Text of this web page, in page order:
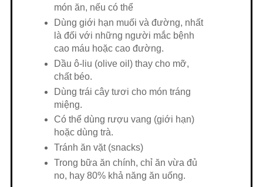
món ăn, nếu có thể
Dùng giới hạn muối và đường, nhất
là đối với những người mắc bệnh
cao máu hoặc cao đường.
Dầu ô-liu (olive oil) thay cho mỡ,
chất béo.
Dùng trái cây tươi cho món tráng
miệng.
Có thể dùng rượu vang (giới hạn)
hoặc dùng trà.
Tránh ăn vặt (snacks)
Trong bữa ăn chính, chỉ ăn vừa đủ
no, hay 80% khả năng ăn uống.